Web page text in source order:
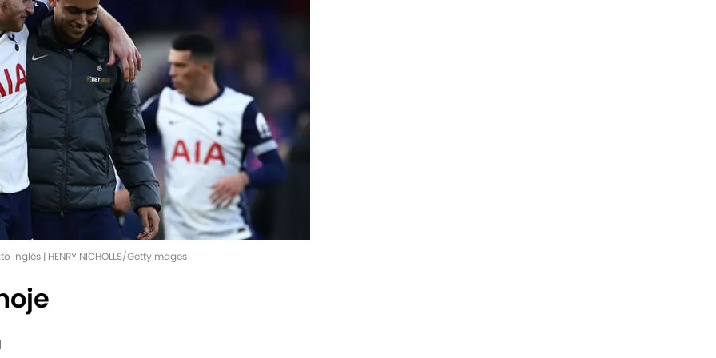
| HENRY NICHOLLS/GettyImages